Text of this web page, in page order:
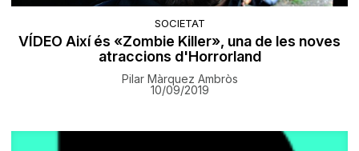
SOCIETAT
VÍDEO Així és «Zombie Killer», una de les noves
atraccions d'Horrorland
Pilar Màrquez Ambròs
10/09/2019